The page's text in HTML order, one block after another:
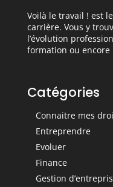
Voilà le travail ! est
carrière. Vous y
l’évolution
formation ou encore
Catégories
Connaitre mes
Entreprendre
Evoluer
Finance
Gestion